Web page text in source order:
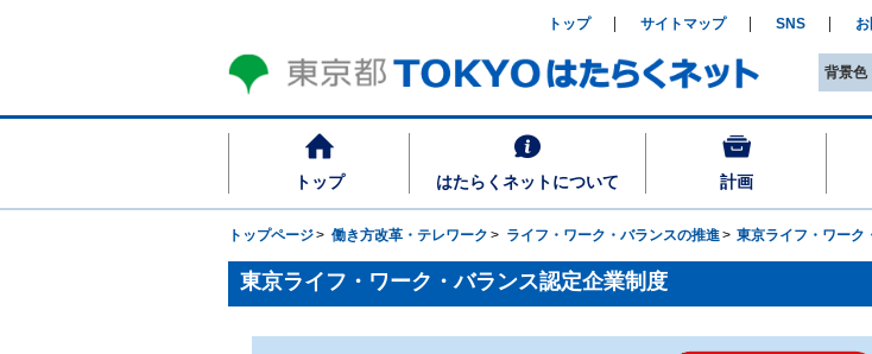
トップ はたらくネットについて 計画
背景色
トップ サイトマップ SNS
トップページ 働き方改革・テレワーク ライフ・ワーク・バランスの推進 東京ライフ・ワーク
東京ライフ・ワーク・バランス認定企業制度